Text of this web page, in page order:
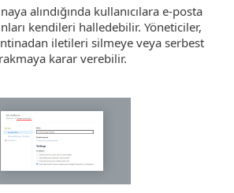
alındığında kullanıcılara e-posta
kendileri halledebilir. Yöneticiler,
iletileri silmeye veya serbest
karar verebilir.